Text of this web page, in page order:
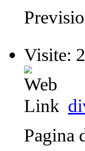
Visite:
Pagina